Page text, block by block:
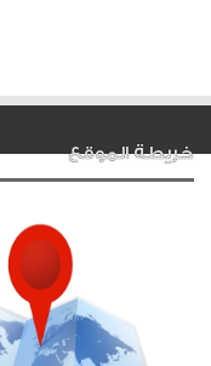
خريطة الموقع